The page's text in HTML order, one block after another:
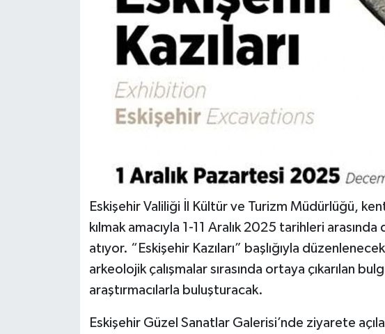
Eskişehir Valiliği İl Kültür ve Turizm Müdürlüğü,
kılmak amacıyla 1-11 Aralık 2025 tarihleri
atıyor. “Eskişehir Kazıları” başlığıyla
arkeolojik çalışmalar sırasında ortaya çıkarılan
araştırmacılarla buluşturacak.
Eskişehir Güzel Sanatlar Galerisi’nde ziyarete